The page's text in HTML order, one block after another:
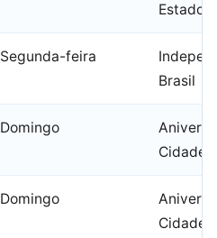
Estado
Segunda-feira
Brasil
Domingo
Cidade
Domingo
Cidade